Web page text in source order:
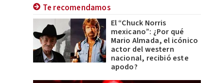
Te recomendamos
El “Chuck Norris
mexicano”: ¿Por qué
Mario Almada, el icónico
actor del western
nacional, recibió este
apodo?